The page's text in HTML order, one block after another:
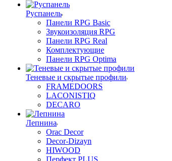
Руспанель
Панели RPG Basic
Звукоизоляция RPG
Панели RPG Real
Комплектующие
Панели RPG Optima
Теневые и скрытые профили
FRAMEDOORS
LACONISTIQ
DECARO
Лепнина
Orac Decor
Decor-Dizayn
HIWOOD
Перфект PLUS